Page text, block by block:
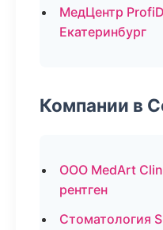
МедЦентр
Екатеринбург
Компании в
ООО MedArt
рентген
Стоматология